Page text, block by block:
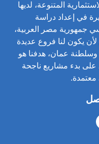
المتنوعة، لديها
في إعداد دراسة
جمهورية مصر العربية،
يكون لنا فروع عديدة
وسلطنة عمان، هدفنا هو
بدء مشاريع ناجحة